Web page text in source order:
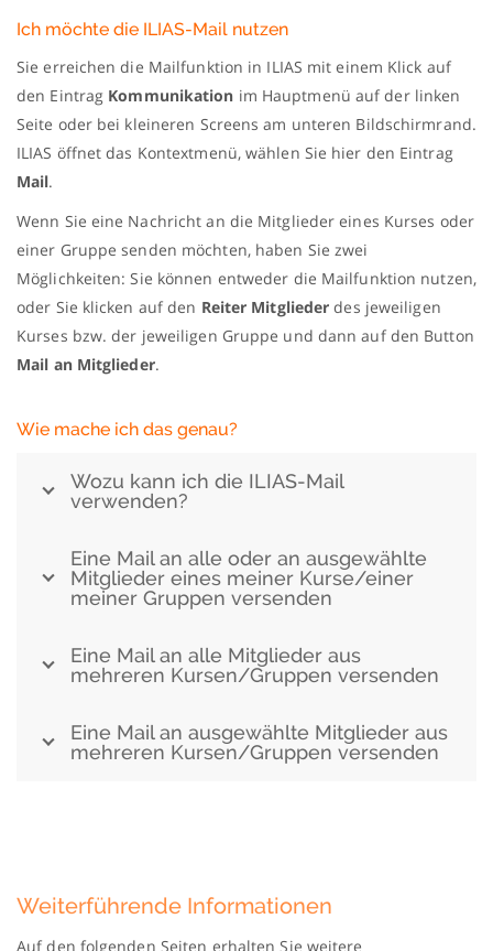
Ich möchte die ILIAS-Mail nutzen
Sie erreichen die Mailfunktion in ILIAS mit einem Klick auf
den Eintrag Kommunikation im Hauptmenü auf der linken
Seite oder bei kleineren Screens am unteren Bildschirmrand.
ILIAS öffnet das Kontextmenü, wählen Sie hier den Eintrag
Mail.
Wenn Sie eine Nachricht an die Mitglieder eines Kurses oder
einer Gruppe senden möchten, haben Sie zwei
Möglichkeiten: Sie können entweder die Mailfunktion nutzen,
oder Sie klicken auf den Reiter Mitglieder des jeweiligen
Kurses bzw. der jeweiligen Gruppe und dann auf den Button
Mail an Mitglieder.
Wie mache ich das genau?
Wozu kann ich die ILIAS-Mail
verwenden?
Eine Mail an alle oder an ausgewählte
Mitglieder eines meiner Kurse/einer
meiner Gruppen versenden
Eine Mail an alle Mitglieder aus
mehreren Kursen/Gruppen versenden
Eine Mail an ausgewählte Mitglieder aus
mehreren Kursen/Gruppen versenden
Weiterführende Informationen
Auf den folgenden Seiten erhalten Sie weitere